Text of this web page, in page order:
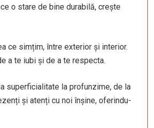
o stare de bine durabilă, crește
ce simțim, între exterior și interior.
a te iubi și de a te respecta.
superficialitate la profunzime, de la
și atenți cu noi înșine, oferindu-